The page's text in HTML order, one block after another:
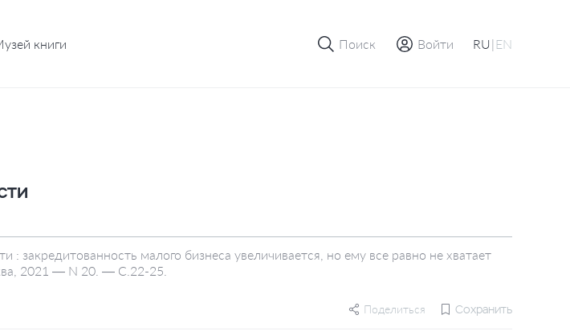
книги Поиск Войти RU| EN
малого бизнеса увеличивается, но ему все равно не хватает
2021 — N 20. — С.22-25.
Поделиться Сохранить